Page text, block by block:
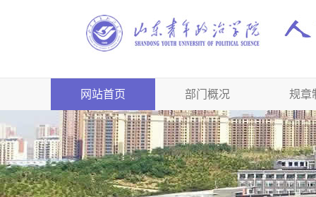
网站首页 部门概况 规章